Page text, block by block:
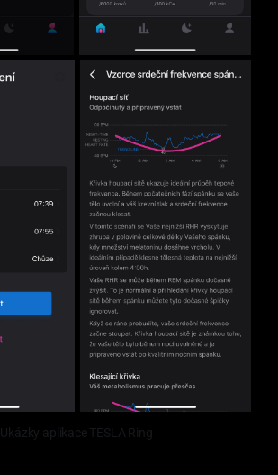
Ukázky aplikace TESLA Ring